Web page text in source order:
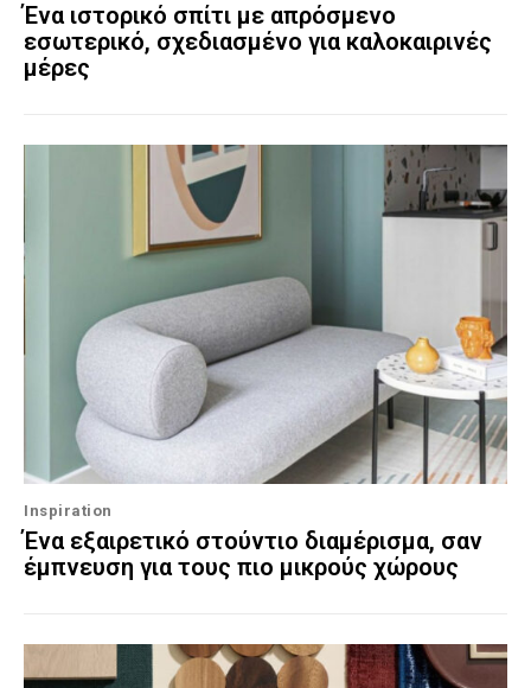
Ένα ιστορικό σπίτι με απρόσμενο
εσωτερικό, σχεδιασμένο για καλοκαιρινές
μέρες
Inspiration
Ένα εξαιρετικό στούντιο διαμέρισμα, σαν
έμπνευση για τους πιο μικρούς χώρους